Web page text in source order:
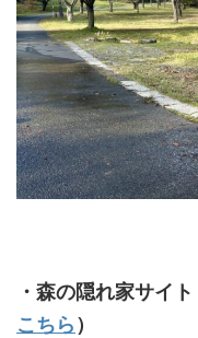
・森の隠れ家サイト
こちら）